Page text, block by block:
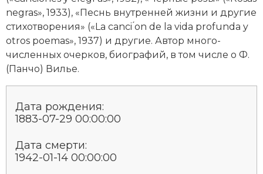
Новая история
Новейшая история
Нумизматика
Образование
Общественные объединения и организации
Политическая история
negras», 1933), «Песнь внут­рен­ней жиз­ни и дру­гие
сти­хо­тво­ре­ния» («La canci ́on de la vida profunda y
otros poemas», 1937) и другие. Ав­тор мно­го­
численных очер­ков, био­гра­фий, в том числе о Ф.
(Пан­чо) Ви­лье.
Дата рождения:
1883-07-29 00:00:00
Дата смерти:
1942-01-14 00:00:00